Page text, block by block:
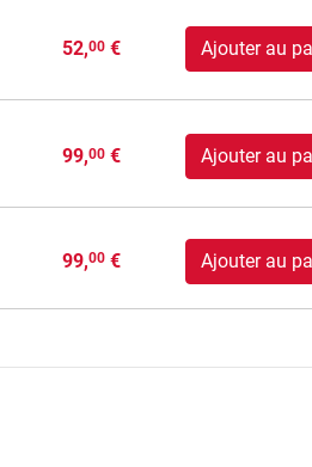
52,00€ Ajouter au
99,00€ Ajouter au
99,00€ Ajouter au